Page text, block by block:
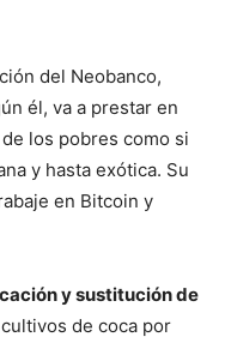
del Neobanco,
él, va a prestar en
los pobres como si
y hasta exótica. Su
en Bitcoin y
y sustitución de
de coca por